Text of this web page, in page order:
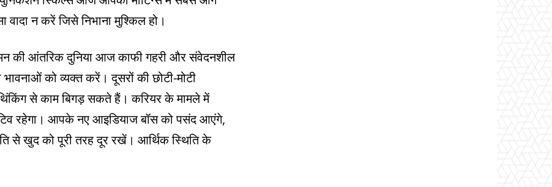
न करें जिसे निभाना मुश्किल हो।
की आंतरिक दुनिया आज काफी गहरी और संवेदनशील
को व्यक्त करें। दूसरों की छोटी-मोटी
से काम बिगड़ सकते हैं। करियर के मामले में
रहेगा। आपके नए आइडियाज बॉस को पसंद आएंगे,
से खुद को पूरी तरह दूर रखें। आर्थिक स्थिति के